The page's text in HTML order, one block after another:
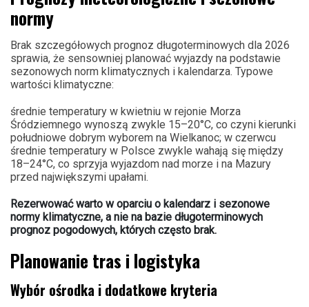
normy
Brak szczegółowych prognoz długoterminowych dla 2026
sprawia, że sensowniej planować wyjazdy na podstawie
sezonowych norm klimatycznych i kalendarza. Typowe
wartości klimatyczne:
średnie temperatury w kwietniu w rejonie Morza
Śródziemnego wynoszą zwykle 15–20°C, co czyni kierunki
południowe dobrym wyborem na Wielkanoc; w czerwcu
średnie temperatury w Polsce zwykle wahają się między
18–24°C, co sprzyja wyjazdom nad morze i na Mazury
przed największymi upałami.
Rezerwować warto w oparciu o kalendarz i sezonowe
normy klimatyczne, a nie na bazie długoterminowych
prognoz pogodowych, których często brak.
Planowanie tras i logistyka
Wybór ośrodka i dodatkowe kryteria